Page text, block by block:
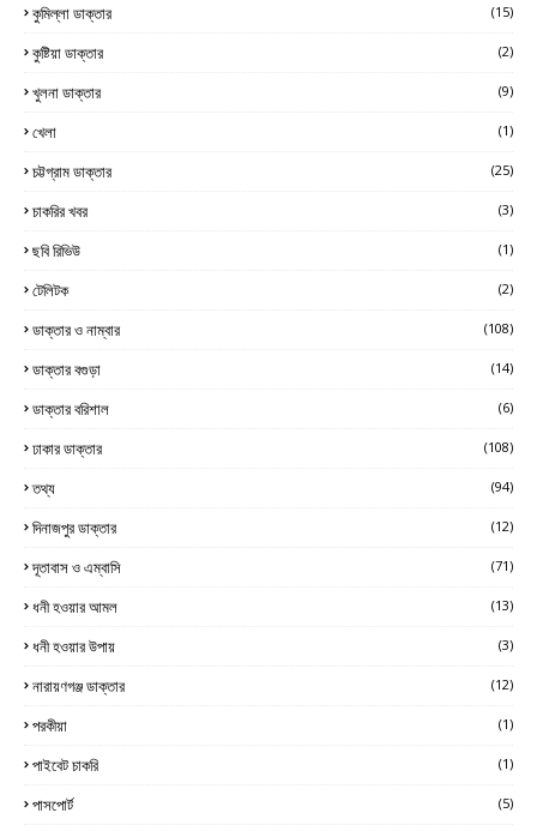
কুমিল্লা ডাক্তার (15)
কুষ্টিয়া ডাক্তার (2)
খুলনা ডাক্তার (9)
খেলা (1)
চট্টগ্রাম ডাক্তার (25)
চাকরির খবর (3)
ছবি রিভিউ (1)
টেলিটক (2)
ডাক্তার ও নাম্বার (108)
ডাক্তার বগুড়া (14)
ডাক্তার বরিশাল (6)
ঢাকার ডাক্তার (108)
তথ্য (94)
দিনাজপুর ডাক্তার (12)
দূতাবাস ও এম্বাসি (71)
ধনী হওয়ার আমল (13)
ধনী হওয়ার উপায় (3)
নারায়ণগঞ্জ ডাক্তার (12)
পরকীয়া (1)
পাইবেট চাকরি (1)
পাসপোর্ট (5)